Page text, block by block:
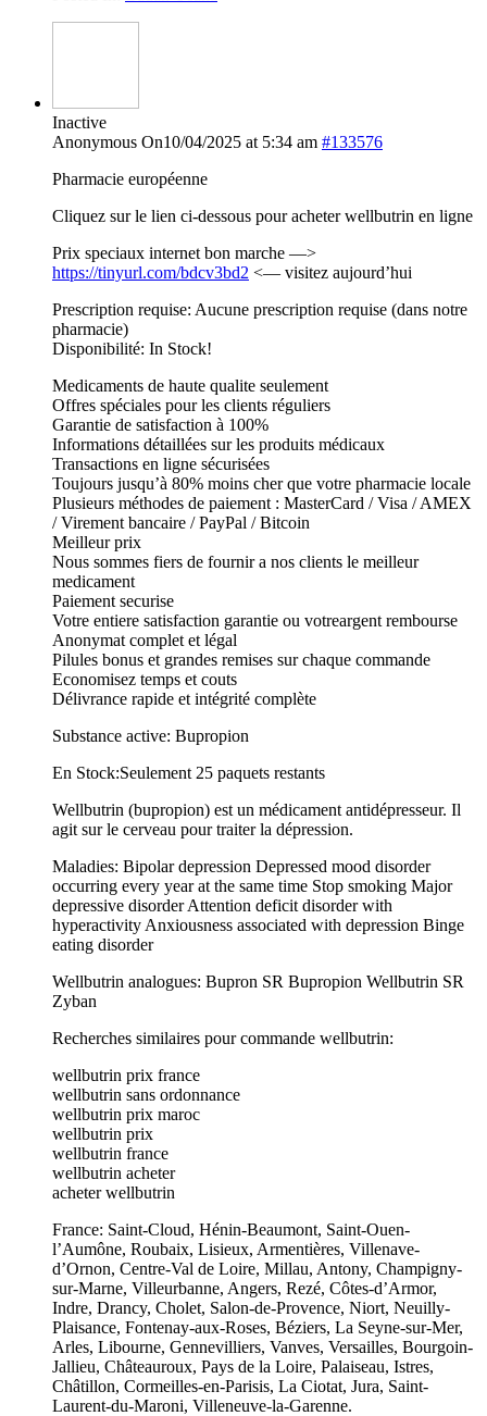
Inactive
Anonymous On10/04/2025 at 5:34 am #133576
Pharmacie européenne
Cliquez sur le lien ci-dessous pour acheter wellbutrin en ligne
Prix speciaux internet bon marche —>
https://tinyurl.com/bdcv3bd2 <— visitez aujourd’hui
Prescription requise: Aucune prescription requise (dans notre
pharmacie)
Disponibilité: In Stock!
Medicaments de haute qualite seulement
Offres spéciales pour les clients réguliers
Garantie de satisfaction à 100%
Informations détaillées sur les produits médicaux
Transactions en ligne sécurisées
Toujours jusqu’à 80% moins cher que votre pharmacie locale
Plusieurs méthodes de paiement : MasterCard / Visa / AMEX
/ Virement bancaire / PayPal / Bitcoin
Meilleur prix
Nous sommes fiers de fournir a nos clients le meilleur
medicament
Paiement securise
Votre entiere satisfaction garantie ou votreargent rembourse
Anonymat complet et légal
Pilules bonus et grandes remises sur chaque commande
Economisez temps et couts
Délivrance rapide et intégrité complète
Substance active: Bupropion
En Stock:Seulement 25 paquets restants
Wellbutrin (bupropion) est un médicament antidépresseur. Il
agit sur le cerveau pour traiter la dépression.
Maladies: Bipolar depression Depressed mood disorder
occurring every year at the same time Stop smoking Major
depressive disorder Attention deficit disorder with
hyperactivity Anxiousness associated with depression Binge
eating disorder
Wellbutrin analogues: Bupron SR Bupropion Wellbutrin SR
Zyban
Recherches similaires pour commande wellbutrin:
wellbutrin prix france
wellbutrin sans ordonnance
wellbutrin prix maroc
wellbutrin prix
wellbutrin france
wellbutrin acheter
acheter wellbutrin
France: Saint-Cloud, Hénin-Beaumont, Saint-Ouen-
l’Aumône, Roubaix, Lisieux, Armentières, Villenave-
d’Ornon, Centre-Val de Loire, Millau, Antony, Champigny-
sur-Marne, Villeurbanne, Angers, Rezé, Côtes-d’Armor,
Indre, Drancy, Cholet, Salon-de-Provence, Niort, Neuilly-
Plaisance, Fontenay-aux-Roses, Béziers, La Seyne-sur-Mer,
Arles, Libourne, Gennevilliers, Vanves, Versailles, Bourgoin-
Jallieu, Châteauroux, Pays de la Loire, Palaiseau, Istres,
Châtillon, Cormeilles-en-Parisis, La Ciotat, Jura, Saint-
Laurent-du-Maroni, Villeneuve-la-Garenne.